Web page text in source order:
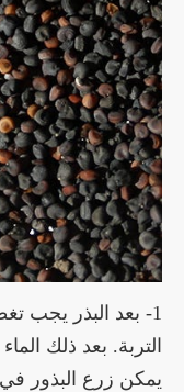
1- بعد البذر يجب
التربة. بعد ذلك
يمكن زرع البذور